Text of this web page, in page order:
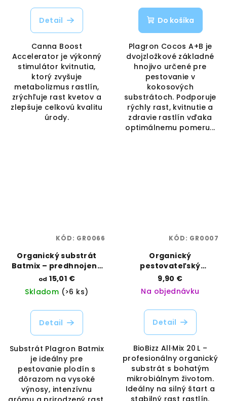
Detail
Canna Boost
Accelerator je výkonný
stimulátor kvitnutia,
ktorý zvyšuje
metabolizmus rastlín,
zrýchľuje rast kvetov a
zlepšuje celkovú kvalitu
úrody.
Do košíka
Plagron Cocos A+B je
dvojzložkové základné
hnojivo určené pre
pestovanie v
kokosových
substrátoch. Podporuje
rýchly rast, kvitnutie a
zdravie rastlín vďaka
optimálnemu pomeru...
Organický substrát
Batmix – predhnojený
mix s netopierím
guánom | Plagron |
Vaporama
od 15,01 €
Skladom (>6 ks)
Detail
Substrát Plagron Batmix
je ideálny pre
pestovanie plodín s
dôrazom na vysoké
výnosy, intenzívnu
KÓD: GR0066
Organický
pestovateľský
substrát All·Mix – 20 L |
Pripravený na silný
štart | BioBizz |
9,90 €
Na objednávku
Detail
BioBizz All·Mix 20 L –
profesionálny organický
substrát s bohatým
mikrobiálnym životom.
Ideálny na silný štart a
stabilný rast rastlín.
KÓD: GR0007